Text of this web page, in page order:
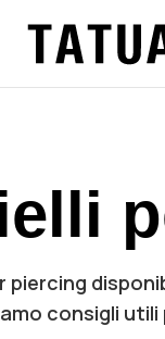
piercing
consigli utili